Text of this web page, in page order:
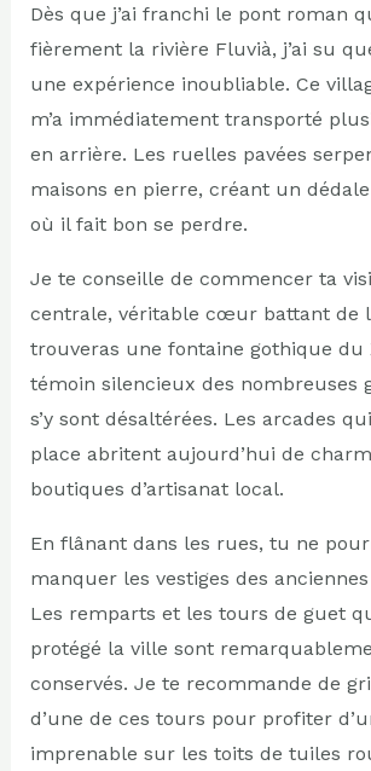
Dès que j’ai franchi le pont roman
fièrement la rivière Fluvià, j’ai su
une expérience inoubliable. Ce
m’a immédiatement transporté
en arrière. Les ruelles pavées
maisons en pierre, créant un
où il fait bon se perdre.
Je te conseille de commencer ta
centrale, véritable cœur battant de
trouveras une fontaine gothique du
témoin silencieux des nombreuses
s’y sont désaltérées. Les arcades
place abritent aujourd’hui de
boutiques d’artisanat local.
En flânant dans les rues, tu ne
manquer les vestiges des
Les remparts et les tours de guet
protégé la ville sont
conservés. Je te recommande de
d’une de ces tours pour profiter
imprenable sur les toits de tuiles